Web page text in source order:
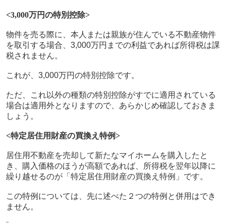
<3,000万円の特別控除>
物件を売る際に、本人または親族が住んでいる不動産物件
を取引する場合、 3,000万円までの利益であれば所得税は課
税されません。
これが、 3,000万円の特別控除です。
ただ、これ以外の種類の特別控除がすでに適用されている
場合は適用外となりますので、あらかじめ確認しておきま
しょう。
<特定居住用財産の買換え特例>
居住用不動産を売却して新たなマイホームを購入したと
き、購入価格のほうが高額であれば、所得税を翌年以降に
繰り越せるのが「特定居住用財産の買換え特例」です。
この特例については、先に述べた２つの特例と併用はでき
ません。